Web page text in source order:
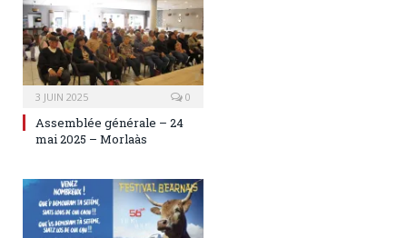
3 JUIN 2025 0
Assemblée générale – 24
mai 2025 – Morlaàs